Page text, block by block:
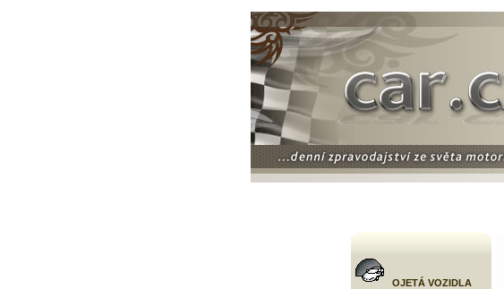
OJETÁ VOZIDLA